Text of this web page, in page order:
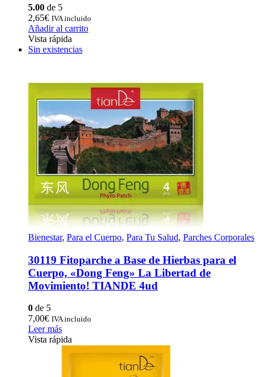
5.00 de 5
2,65€ IVA incluido
Añadir al carrito
Vista rápida
Sin existencias
Bienestar, Para el Cuerpo, Para Tu Salud, Parches Corporales
30119 Fitoparche a Base de Hierbas para el
Cuerpo, «Dong Feng» La Libertad de
Movimiento! TIANDE 4ud
0 de 5
7,00€ IVA incluido
Leer más
Vista rápida